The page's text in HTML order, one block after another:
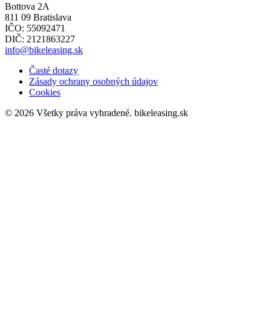
Bottova 2A
811 09 Bratislava
IČO: 55092471
DIČ: 2121863227
info@bikeleasing.sk
Časté dotazy
Zásady ochrany osobných údajov
Cookies
© 2026 Všetky práva vyhradené. bikeleasing.sk